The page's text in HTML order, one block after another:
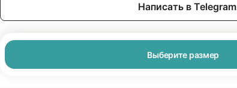
Написать в Telegram
Выберите размер